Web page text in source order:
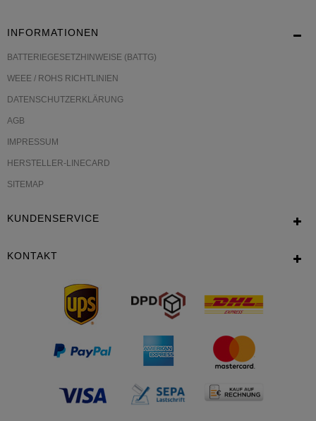
INFORMATIONEN
BATTERIEGESETZHINWEISE (BATTG)
WEEE / ROHS RICHTLINIEN
DATENSCHUTZERKLÄRUNG
AGB
IMPRESSUM
HERSTELLER-LINECARD
SITEMAP
KUNDENSERVICE
KONTAKT